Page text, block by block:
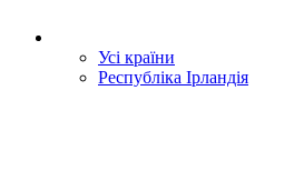
Усі країни
Республіка Ірландія